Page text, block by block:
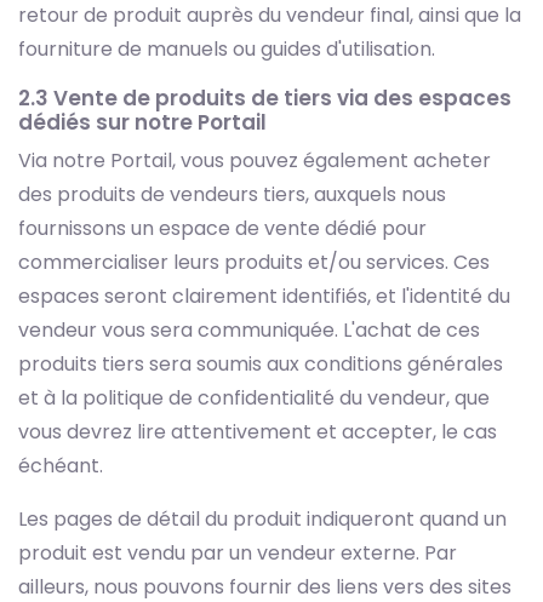
retour de produit auprès du vendeur final, ainsi que la
fourniture de manuels ou guides d'utilisation.
2.3 Vente de produits de tiers via des espaces
dédiés sur notre Portail
Via notre Portail, vous pouvez également acheter
des produits de vendeurs tiers, auxquels nous
fournissons un espace de vente dédié pour
commercialiser leurs produits et/ou services. Ces
espaces seront clairement identifiés, et l'identité du
vendeur vous sera communiquée. L'achat de ces
produits tiers sera soumis aux conditions générales
et à la politique de confidentialité du vendeur, que
vous devrez lire attentivement et accepter, le cas
échéant.
Les pages de détail du produit indiqueront quand un
produit est vendu par un vendeur externe. Par
ailleurs, nous pouvons fournir des liens vers des sites